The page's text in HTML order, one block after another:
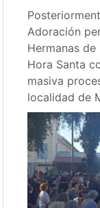
Adoración
Hermanas
Hora Santa
masiva
localidad de